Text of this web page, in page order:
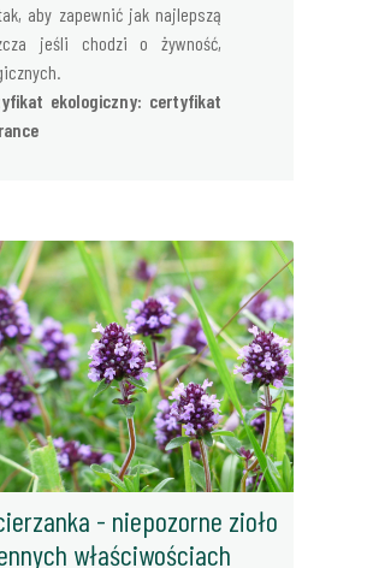
aby zapewnić jak najlepszą
jeśli chodzi o żywność,
ekologiczny: certyfikat
- niepozorne zioło
właściwościach